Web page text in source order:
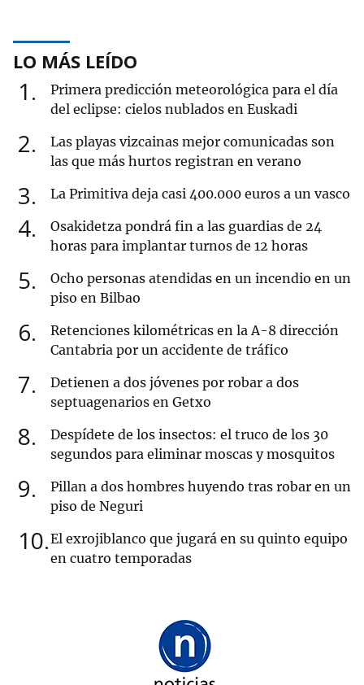
LO MÁS LEÍDO
1
Primera predicción meteorológica para el día
del eclipse: cielos nublados en Euskadi
2
Las playas vizcainas mejor comunicadas son
las que más hurtos registran en verano
3 La Primitiva deja casi 400.000 euros a un vasco
4
Osakidetza pondrá fin a las guardias de 24
horas para implantar turnos de 12 horas
5
Ocho personas atendidas en un incendio en un
piso en Bilbao
6
Retenciones kilométricas en la A-8 dirección
Cantabria por un accidente de tráfico
7
Detienen a dos jóvenes por robar a dos
septuagenarios en Getxo
8
Despídete de los insectos: el truco de los 30
segundos para eliminar moscas y mosquitos
9
Pillan a dos hombres huyendo tras robar en un
piso de Neguri
10 El exrojiblanco que jugará en su quinto equipo
en cuatro temporadas